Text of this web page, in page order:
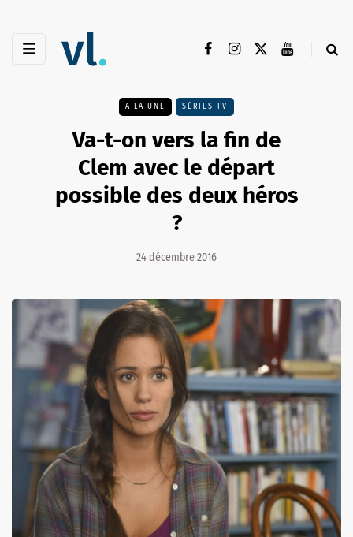
A LA UNE SÉRIES TV
Va-t-on vers la fin de
Clem avec le départ
possible des deux héros
?
24 décembre 2016